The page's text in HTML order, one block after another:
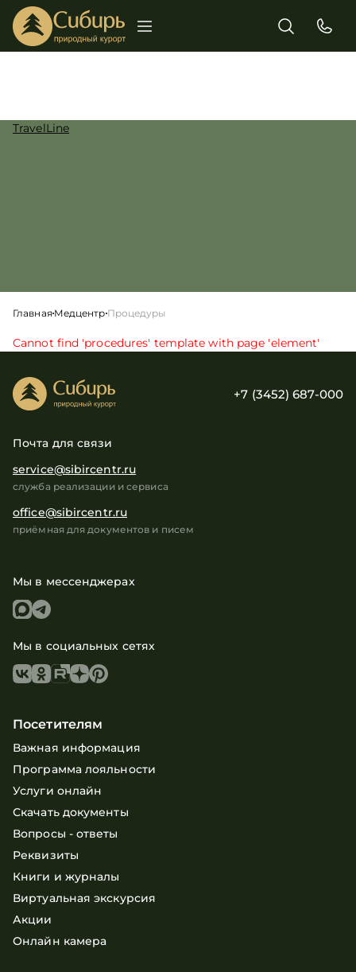
TravelLine
ГлавнаяМедцентрПроцедуры
Cannot find 'procedures' template with page 'element'
+7 (3452) 687-000
Почта для связи
service@sibircentr.ru
служба реализации и сервиса
office@sibircentr.ru
приёмная для документов и писем
Мы в мессенджерах
Мы в социальных сетях
Посетителям
Важная информация
Программа лояльности
Услуги онлайн
Скачать документы
Вопросы - ответы
Реквизиты
Книги и журналы
Виртуальная экскурсия
Акции
Онлайн камера